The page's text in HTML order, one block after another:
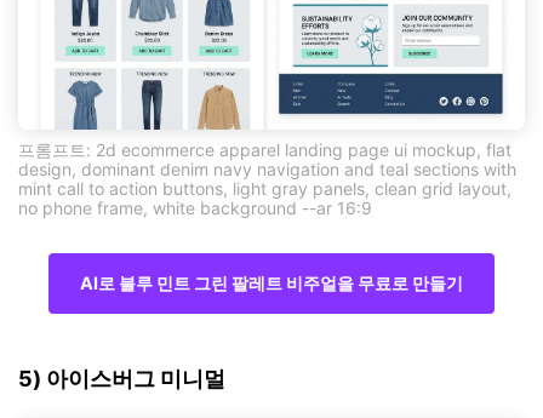
프롬프트: 2d ecommerce apparel landing page ui mockup, flat
design, dominant denim navy navigation and teal sections with
mint call to action buttons, light gray panels, clean grid layout,
no phone frame, white background --ar 16:9
AI로 블루 민트 그린 팔레트 비주얼을 무료로 만들기
5) 아이스버그 미니멀